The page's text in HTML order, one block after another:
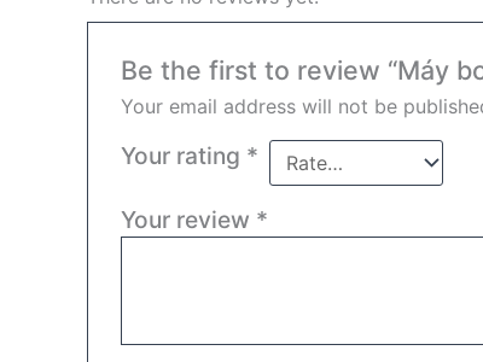
Be the first to review “Máy
Your email address will not be
Your rating *
Your review *